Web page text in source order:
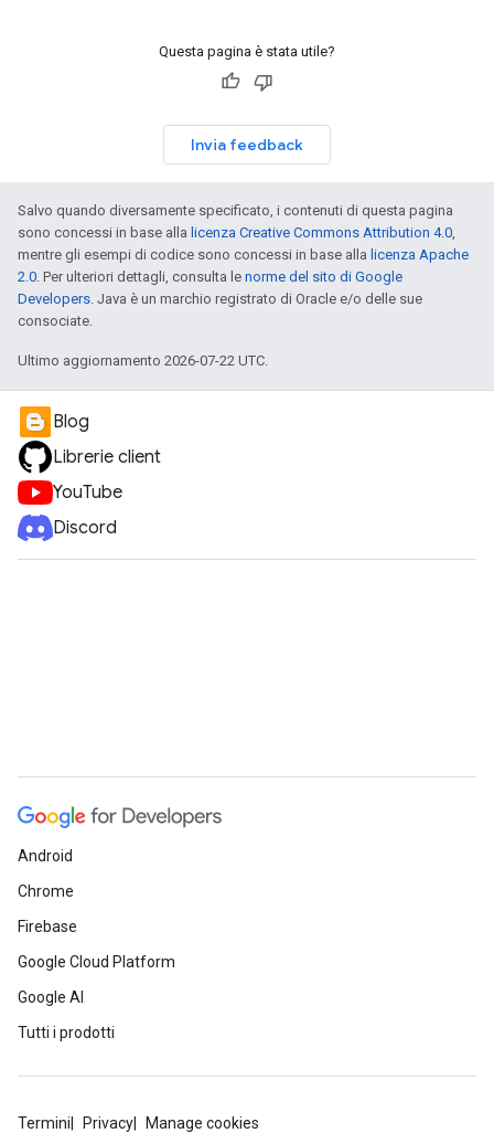
Questa pagina è stata utile?
Invia feedback
Salvo quando diversamente specificato, i contenuti di questa pagina
sono concessi in base alla licenza Creative Commons Attribution 4.0,
mentre gli esempi di codice sono concessi in base alla licenza Apache
2.0. Per ulteriori dettagli, consulta le norme del sito di Google
Developers. Java è un marchio registrato di Oracle e/o delle sue
consociate.
Ultimo aggiornamento 2026-07-22 UTC.
Blog
Librerie client
YouTube
Discord
Android
Chrome
Firebase
Google Cloud Platform
Google AI
Tutti i prodotti
Termini Privacy Manage cookies